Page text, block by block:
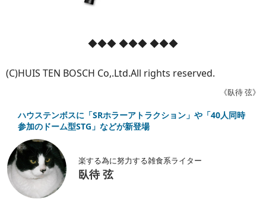
◆◆◆ ◆◆◆ ◆◆◆
(C)HUIS TEN BOSCH Co,.Ltd.All rights reserved.
《臥待 弦》
ハウステンボスに「SRホラーアトラクション」や「40人同時
参加のドーム型STG」などが新登場
楽する為に努力する雑食系ライター
臥待 弦